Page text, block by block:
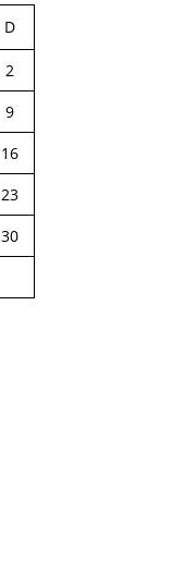
D
2
9
16
23
30